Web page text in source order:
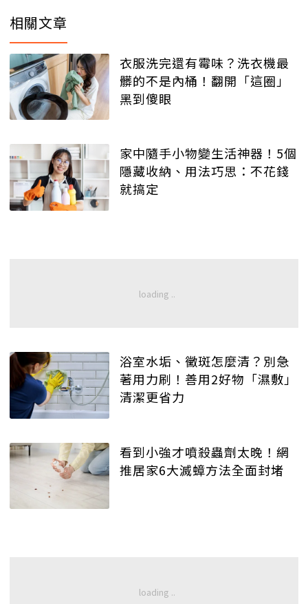
相關文章
衣服洗完還有霉味？洗衣機最
髒的不是內桶！翻開「這圈」
黑到傻眼
家中隨手小物變生活神器！5個
隱藏收納、用法巧思：不花錢
就搞定
浴室水垢、黴斑怎麼清？別急
著用力刷！善用2好物「濕敷」
清潔更省力
看到小強才噴殺蟲劑太晚！網
推居家6大滅蟑方法全面封堵